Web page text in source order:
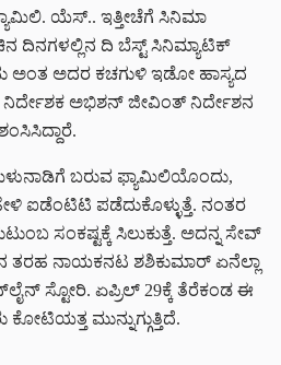
ಯೆಸ್.. ಇತ್ತೀಚೆಗೆ ಸಿನಿಮಾ
ದಿನಗಳಲ್ಲಿನ ದಿ ಬೆಸ್ಟ್ ಸಿನಿಮ್ಯಾಟಿಕ್
ಅಂತ ಅದರ ಕಚಗುಳಿ ಇಡೋ ಹಾಸ್ಯದ
ನಿರ್ದೇಶಕ ಅಭಿಶನ್ ಜೀವಿಂತ್ ನಿರ್ದೇಶನ
ಬರುವ ಫ್ಯಾಮಿಲಿಯೊಂದು,
ಐಡೆಂಟಿಟಿ ಪಡೆದುಕೊಳ್ಳುತ್ತೆ. ನಂತರ
ಸಂಕಷ್ಟಕ್ಕೆ ಸಿಲುಕುತ್ತೆ. ಅದನ್ನ ಸೇವ್
ತರಹ ನಾಯಕನಟ ಶಶಿಕುಮಾರ್ ಏನೆಲ್ಲಾ
ಸ್ಟೋರಿ. ಏಪ್ರಿಲ್ 29ಕ್ಕೆ ತೆರೆಕಂಡ ಈ
ಮುನ್ನುಗ್ಗುತ್ತಿದೆ.